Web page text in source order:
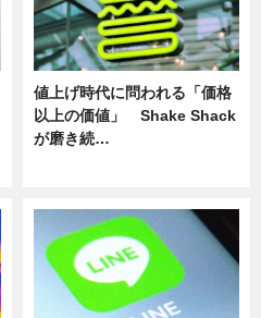
値上げ時代に問われる「価格
以上の価値」 Shake Shack
が磨き続…